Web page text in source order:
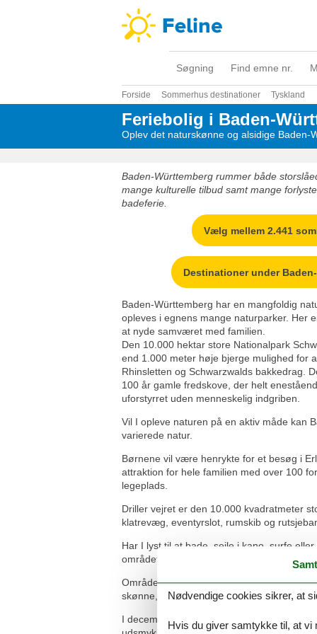
Søgning Find emne nr.
Forside Sommerhus destinationer Tyskland
Feriebolig i Baden-
Oplev det naturskønne og alsidige Baden-
Baden-Württemberg rummer både
mange kulturelle tilbud samt mange
badeferie.
Vælg mellem 2.441
Destinationer under
Baden-Württemberg har en mangfoldig
opleves i egnens mange naturparker. Her
at nyde samværet med familien.
Den 10.000 hektar store Nationalpark
end 1.000 meter høje bjerge mulighed for
Rhinsletten og Schwarzwalds bakkedrag.
100 år gamle fredskove, der helt
uforstyrret uden menneskelig indgriben.
Vil I opleve naturen på en aktiv måde kan
varierede natur.
Børnene vil være henrykte for et besøg i
attraktion for hele familien med over 100
legeplads.
Driller vejret er den 10.000 kvadratmeter
klatrevæg, eventyrslot, rumskib og
Har I lyst til at bade, sejle i kano, surfe
området er et eldorado for alle, der elsker
Området har et varieret udbud af museer
skønne, historiske slotte f.eks. Schloss
I december er de mange julemarkeder i
Nødvendige cookies sikrer, at
Hvis du giver samtykke til, at vi